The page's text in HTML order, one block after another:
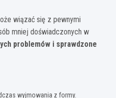
wiązać się z pewnymi
mniej doświadczonych w
problemów i sprawdzone
wyjmowania z formy.